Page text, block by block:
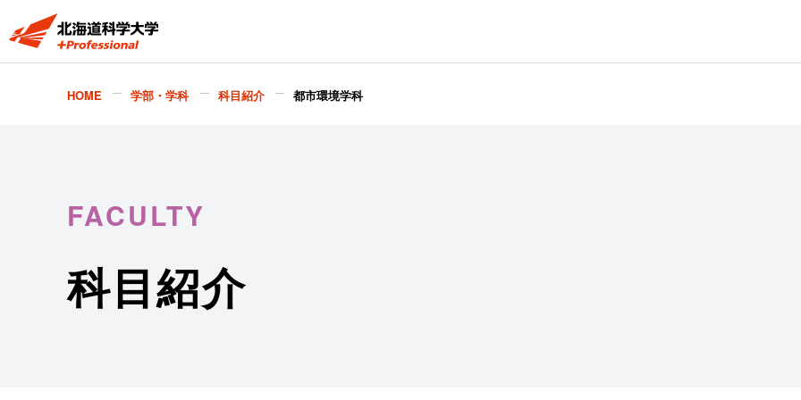
HOME 学部・学科 科目紹介 都市環境学科
FACULTY
科目紹介